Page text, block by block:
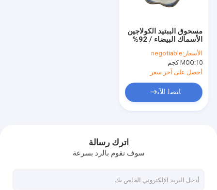
مسحوق الببتيد الكولاجين
الأسماك البيضاء / 92%
محتوى البروتين
الأسعار:negotiable
MOQ:10 كجم
أحصل على آخر سعر
ﺎﺘﺼﻟ ﺍﻶﻧ
اترك رسالة
سوف نقوم بالرد بسرعة